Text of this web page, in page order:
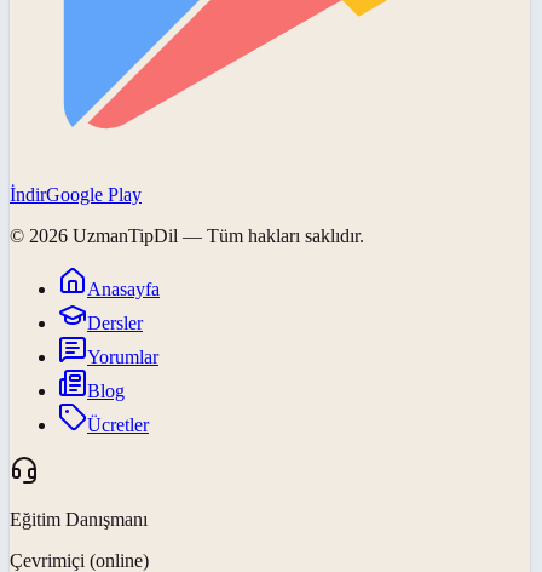
İndirGoogle Play
© 2026 UzmanTipDil — Tüm hakları saklıdır.
Anasayfa
Dersler
Yorumlar
Blog
Ücretler
Eğitim Danışmanı
Çevrimiçi (online)